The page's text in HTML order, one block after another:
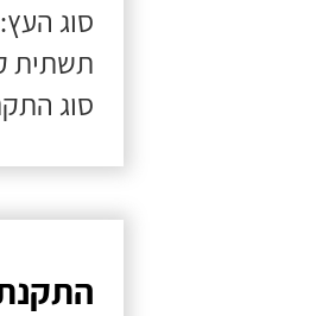
סוג
תשתית
סוג